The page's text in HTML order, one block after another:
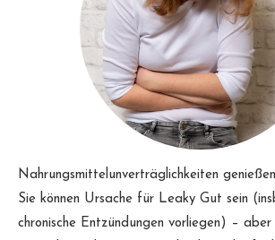
Nahrungsmittelunverträglichkeiten
Sie können Ursache für Leaky Gut sein
chronische Entzündungen vorliegen) – aber